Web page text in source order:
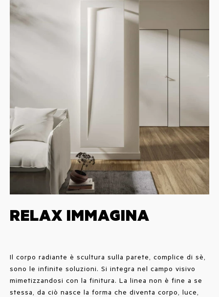
RELAX IMMAGINA
Il corpo radiante è scultura sulla parete, complice di sè,
sono le infinite soluzioni. Si integra nel campo visivo
mimetizzandosi con la finitura. La linea non è fine a se
stessa, da ciò nasce la forma che diventa corpo, luce,